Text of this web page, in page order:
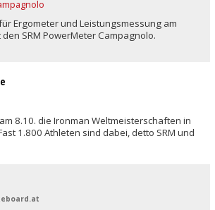
Ergometer und Leistungsmessung am
SRM PowerMeter Campagnolo.
8.10. die Ironman Weltmeisterschaften in
1.800 Athleten sind dabei, detto SRM und